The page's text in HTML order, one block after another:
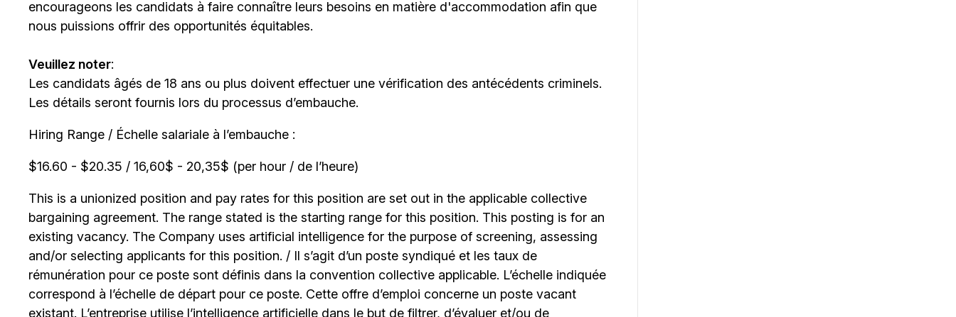
encourageons les candidats à faire connaître leurs besoins en matière d'accommodation afin que
nous puissions offrir des opportunités équitables.
Veuillez noter:
Les candidats âgés de 18 ans ou plus doivent effectuer une vérification des antécédents criminels.
Les détails seront fournis lors du processus d’embauche.
Hiring Range / Échelle salariale à l’embauche :
$16.60 - $20.35 / 16,60$ - 20,35$ (per hour / de l’heure)
This is a unionized position and pay rates for this position are set out in the applicable collective
bargaining agreement. The range stated is the starting range for this position. This posting is for an
existing vacancy. The Company uses artificial intelligence for the purpose of screening, assessing
and/or selecting applicants for this position. / Il s’agit d’un poste syndiqué et les taux de
rémunération pour ce poste sont définis dans la convention collective applicable. L’échelle indiquée
correspond à l’échelle de départ pour ce poste. Cette offre d’emploi concerne un poste vacant
existant. L’entreprise utilise l’intelligence artificielle dans le but de filtrer, d’évaluer et/ou de